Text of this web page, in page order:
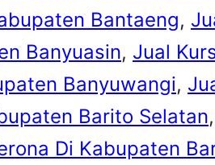
Bantaeng,
Banyuasin, Jual
Banyuwangi,
Barito Selatan,
Di Kabupaten